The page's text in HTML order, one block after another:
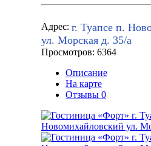
Адрес: г. Туапсе п.
ул. Морская д. 35/а
Просмотров: 6364
Описание
На карте
Отзывы 0